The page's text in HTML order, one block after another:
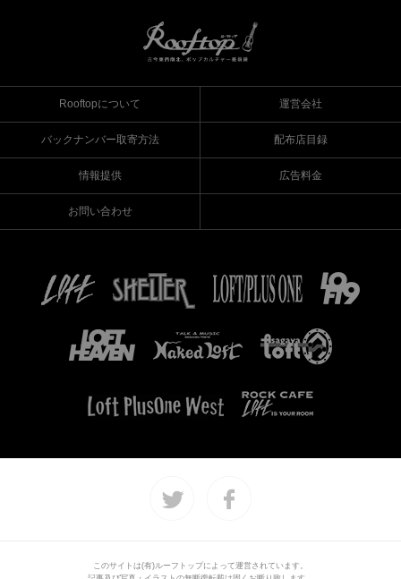
Rooftopについて 運営会社
バックナンバー取寄方法 配布店目録
情報提供 広告料金
お問い合わせ
このサイトは(有)ルーフトップによって運営されています。